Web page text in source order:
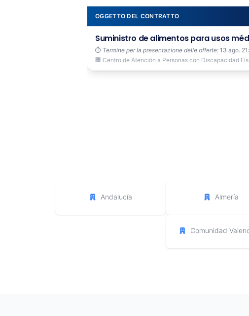
OGGETTO DEL CONTRATTO
Suministro de alimentos para usos
⏱️ Termine per la presentazione delle offerte: 13 ago.
🏢 Centro de Atención a Personas con Discapacidad
Andalucía Almería
Comunidad